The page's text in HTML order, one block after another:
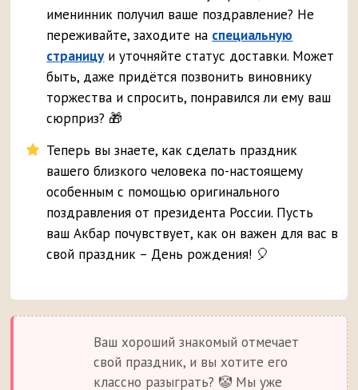
именинник получил ваше поздравление? Не
переживайте, заходите на специальную
страницуи уточняйте статус доставки. Может
быть, даже придётся позвонить виновнику
торжества и спросить, понравился ли ему ваш
сюрприз? 🎁
Теперь вы знаете, как сделать праздник
вашего близкого человека по-настоящему
особенным с помощью оригинального
поздравления от президента России. Пусть
ваш Акбар почувствует, как он важен для вас в
свой праздник – День рождения! 🎈
Ваш хороший знакомый отмечает
свой праздник, и вы хотите его
классно разыграть? 🤡 Мы уже